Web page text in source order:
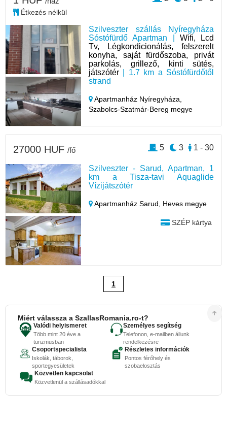
Szilveszter szállás Nyíregyháza
Sóstófürdő Apartman | Wifi, Lcd
Tv, Légkondicionálás, felszerelt
konyha, saját fürdőszoba, privát
parkolás, grillező, kinti sütés,
játszótér | 1.7 km a Sóstófürdőtől
strand
Apartmanház Nyíregyháza,
Szabolcs-Szatmár-Bereg megye
Étkezés nélkül
Szilveszter - Sarud, Apartman, 1
km a Tisza-tavi Aquaglide
Vízijátszótér
Apartmanház Sarud, Heves megye
SZÉP kártya
27000 HUF /fő 1 - 30
3
5
1
Miért válassza a SzallasRomania.ro-t?
Valódi helyismeret
Több mint 20 éve a
turizmusban
Személyes segítség
Telefonon, e-mailben állunk
rendelkezésre
Csoportspecialista
Iskolák, táborok,
sportegyesületek
Részletes információk
Pontos férőhely és
szobaelosztás
Közvetlen kapcsolat
Közvetlenül a szállásadókkal